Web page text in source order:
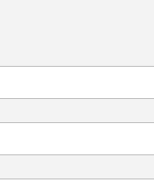
brédois à
consacrera
reportages à
Brède dans le